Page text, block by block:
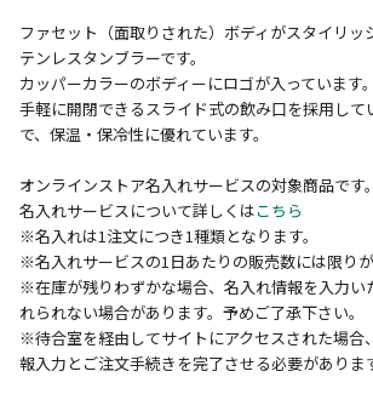
ファセット（面取りされた）ボディがスタイリッ
テンレスタンブラーです。
カッパーカラーのボディーにロゴが入っています。
手軽に開閉できるスライド式の飲み口を採用して
で、保温・保冷性に優れています。
オンラインストア名入れサービスの対象商品です。
名入れサービスについて詳しくはこちら
※名入れは1注文につき1種類となります。
※名入れサービスの1日あたりの販売数には限りが
※在庫が残りわずかな場合、名入れ情報を入力い
れられない場合があります。予めご了承下さい。
※待合室を経由してサイトにアクセスされた場合
報入力とご注文手続きを完了させる必要がありま